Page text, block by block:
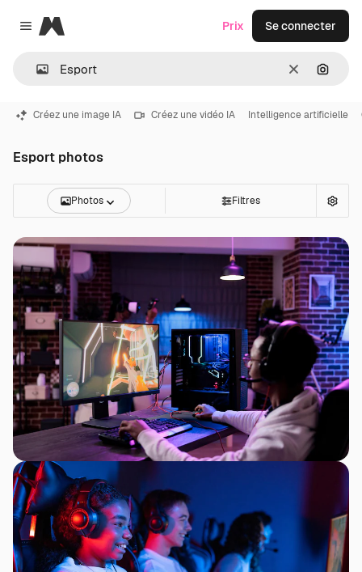
Close menu
Magnific
Effacer
Prix Se connecter
Créez une image IA Créez une vidéo IA Intelligence artificielle
Esport photos
Photos Filtres